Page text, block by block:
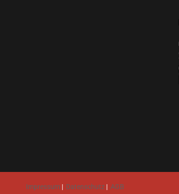
Impressum | Datenschutz | AGB